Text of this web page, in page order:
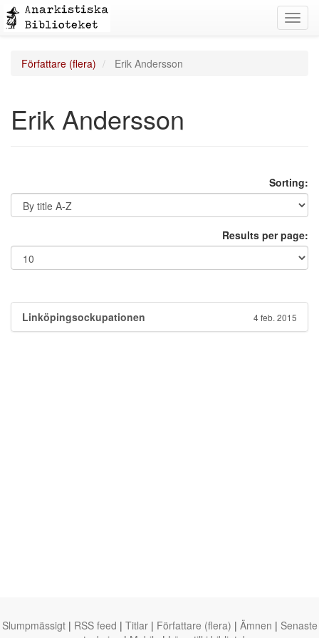
Författare (flera) Erik Andersson
Erik Andersson
Sorting:
Results per page:
Linköpingsockupationen 4 feb. 2015
Slumpmässigt | RSS feed | Titlar | Författare (flera) | Ämnen | Senaste